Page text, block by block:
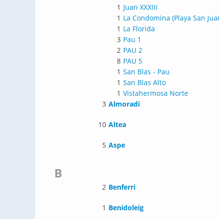
1 Juan XXXIII
1 La Condomina (Playa San
1 La Florida
3 Pau 1
2 PAU 2
8 PAU 5
1 San Blas - Pau
1 San Blas Alto
1 Vistahermosa Norte
3 Almoradí
10 Altea
5 Aspe
B
2 Benferri
1 Benidoleig